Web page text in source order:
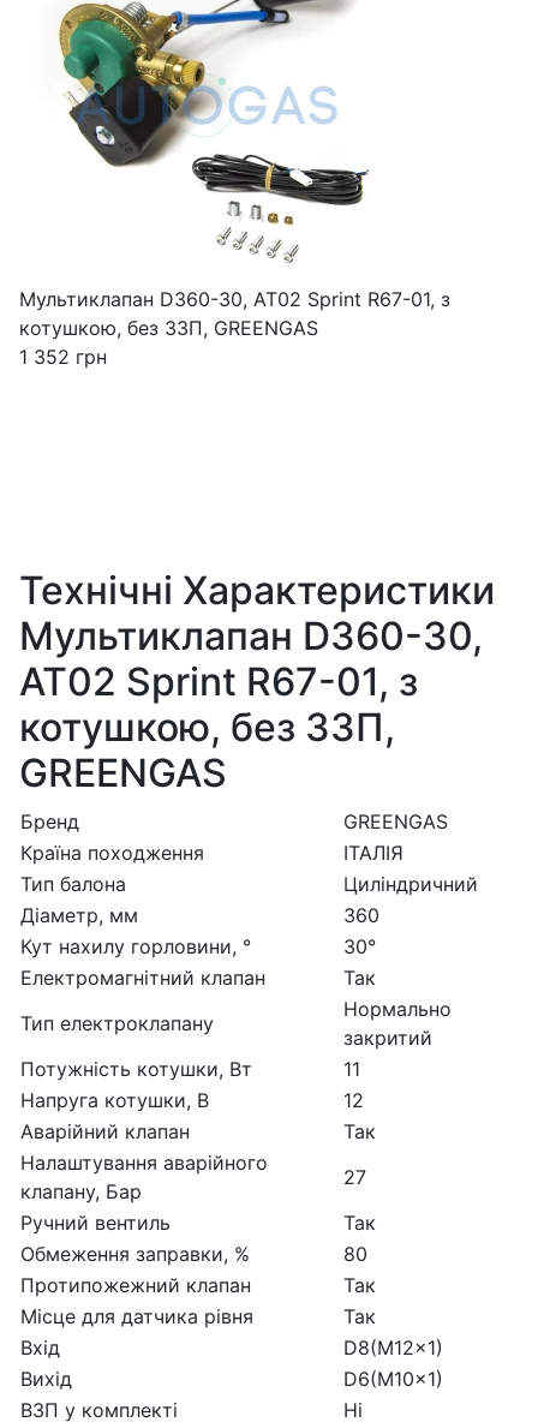
Мультиклапан D360-30, AT02 Sprint R67-01, з
котушкою, без ЗЗП, GREENGAS
1 352 грн
Технічні Характеристики
Мультиклапан D360-30,
AT02 Sprint R67-01, з
котушкою, без ЗЗП,
GREENGAS
Бренд
GREENGAS
Країна походження
ІТАЛІЯ
Тип балона
Циліндричний
Діаметр, мм
360
Кут нахилу горловини, °
30°
Електромагнітний клапан
Так
Тип електроклапану
Нормально
закритий
Потужність котушки, Вт
11
Напруга котушки, В
12
Аварійний клапан
Так
Налаштування аварійного
клапану, Бар
27
Ручний вентиль
Так
Обмеження заправки, %
80
Протипожежний клапан
Так
Місце для датчика рівня
Так
Вхід
D8(M12x1)
Вихід
D6(M10x1)
ВЗП у комплекті
Ні